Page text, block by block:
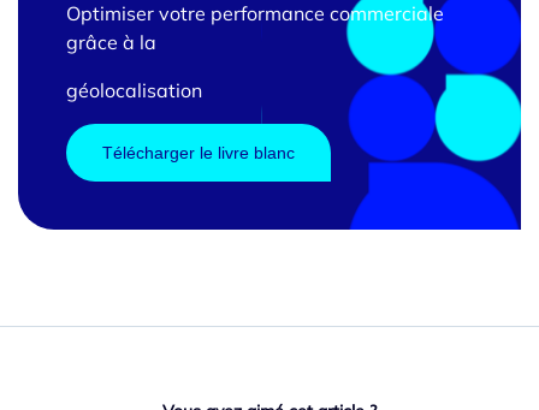
Optimiser votre performance commerciale
grâce à la
géolocalisation
Télécharger le livre blanc